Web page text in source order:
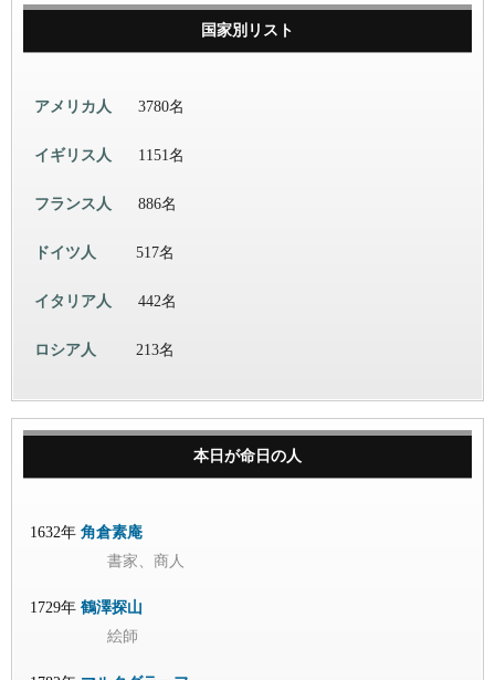
国家別リスト
アメリカ人 3780名
イギリス人 1151名
フランス人 886名
ドイツ人 517名
イタリア人 442名
ロシア人 213名
本日が命日の人
1632年 角倉素庵
書家、商人
1729年 鶴澤探山
絵師